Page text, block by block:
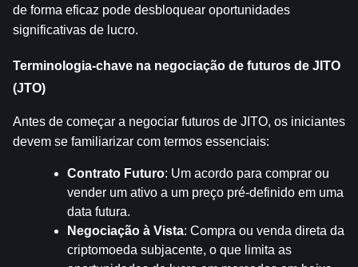
de forma eficaz pode desbloquear oportunidades
significativas de lucro.
Terminologia-chave na negociação de futuros de JITO
(JTO)
Antes de começar a negociar futuros de JITO, os iniciantes
devem se familiarizar com termos essenciais:
Contrato Futuro: Um acordo para comprar ou
vender um ativo a um preço pré-definido em uma
data futura.
Negociação à Vista: Compra ou venda direta da
criptomoeda subjacente, o que limita as